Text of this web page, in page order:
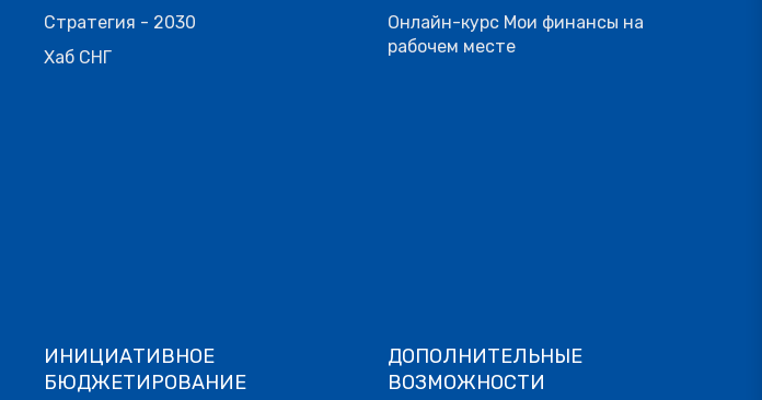
Стратегия - 2030
Хаб СНГ
Онлайн-курс Мои финансы на
рабочем месте
ИНИЦИАТИВНОЕ
БЮДЖЕТИРОВАНИЕ
ДОПОЛНИТЕЛЬНЫЕ
ВОЗМОЖНОСТИ